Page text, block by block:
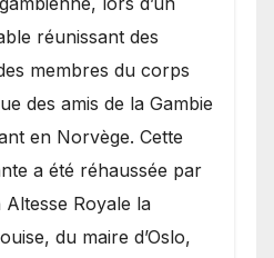
réunissant des
membres du corps
des amis de la Gambie
en Norvège. Cette
a été réhaussée par
Royale la
du maire d’Oslo,